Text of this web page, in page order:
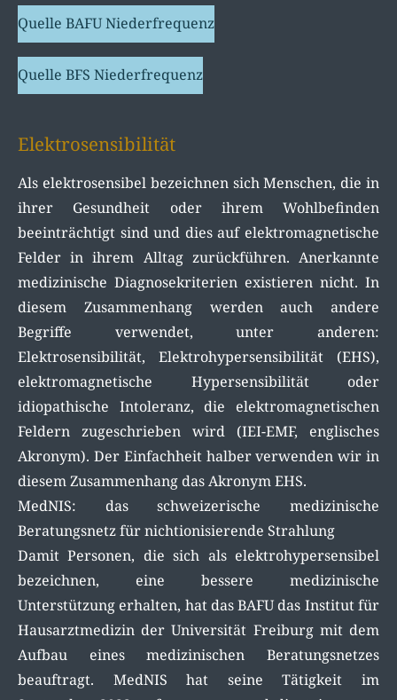
Quelle BAFU Niederfrequenz
Quelle BFS Niederfrequenz
Elektrosensibilität
Als elektrosensibel bezeichnen sich Menschen, die in
ihrer Gesundheit oder ihrem Wohlbefinden
beeinträchtigt sind und dies auf elektromagnetische
Felder in ihrem Alltag zurückführen. Anerkannte
medizinische Diagnosekriterien existieren nicht. In
diesem Zusammenhang werden auch andere
Begriffe verwendet, unter anderen:
Elektrosensibilität, Elektrohypersensibilität (EHS),
elektromagnetische Hypersensibilität oder
idiopathische Intoleranz, die elektromagnetischen
Feldern zugeschrieben wird (IEI-EMF, englisches
Akronym). Der Einfachheit halber verwenden wir in
diesem Zusammenhang das Akronym EHS.
MedNIS: das schweizerische medizinische
Beratungsnetz für nichtionisierende Strahlung
Damit Personen, die sich als elektrohypersensibel
bezeichnen, eine bessere medizinische
Unterstützung erhalten, hat das BAFU das Institut für
Hausarztmedizin der Universität Freiburg mit dem
Aufbau eines medizinischen Beratungsnetzes
beauftragt. MedNIS hat seine Tätigkeit im